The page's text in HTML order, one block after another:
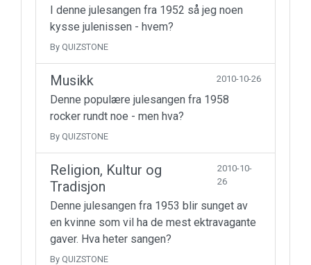
I denne julesangen fra 1952 så jeg noen
kysse julenissen - hvem?
By QUIZSTONE
Musikk 2010-10-26
Denne populære julesangen fra 1958
rocker rundt noe - men hva?
By QUIZSTONE
Religion, Kultur og
Tradisjon
2010-10-
26
Denne julesangen fra 1953 blir sunget av
en kvinne som vil ha de mest ektravagante
gaver. Hva heter sangen?
By QUIZSTONE